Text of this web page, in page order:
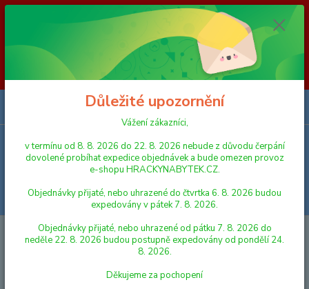
Vážení zákazníci, v termínu od 8. 8. 2026 do 23. 8. 2026 nebude z
důvodu čerpání dovolené probíhat expedice objednávek a bude omezen
provoz e-shopu HRACKYNABYTEK.CZ. Objednávky přijaté, nebo
uhrazené do čtvrtka 6. 8. 2026 budou expedovány v pátek 7. 8. 2026.
Objednávky přijaté, nebo uhrazené od pátku 7. 8. 2026 do neděle 23. 8.
2026 budou postupně expedovány od pondělí 24. 8. 2026. Děkujeme za
pochopení HRACKYNABYTEK.CZ
Menu
Hledat
HRAČKY NA VEN A SPORT MÍČE A MÍČKY Míč Cars 3 23 cm
Míč Cars 3 23 cm
Důležité upozornění
Vážení zákazníci,
v termínu od 8. 8. 2026 do 22. 8. 2026 nebude z důvodu čerpání
dovolené probíhat expedice objednávek a bude omezen provoz
e-shopu HRACKYNABYTEK.CZ.
Objednávky přijaté, nebo uhrazené do čtvrtka 6. 8. 2026 budou
expedovány v pátek 7. 8. 2026.
Objednávky přijaté, nebo uhrazené od pátku 7. 8. 2026 do
neděle 22. 8. 2026 budou postupně expedovány od pondělí 24.
8. 2026.
Děkujeme za pochopení